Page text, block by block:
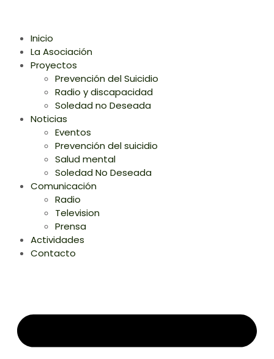
Inicio
La Asociación
Proyectos
Prevención del Suicidio
Radio y discapacidad
Soledad no Deseada
Noticias
Eventos
Prevención del suicidio
Salud mental
Soledad No Deseada
Comunicación
Radio
Television
Prensa
Actividades
Contacto